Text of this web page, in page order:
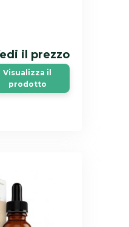
il prezzo
Visualizza il
prodotto